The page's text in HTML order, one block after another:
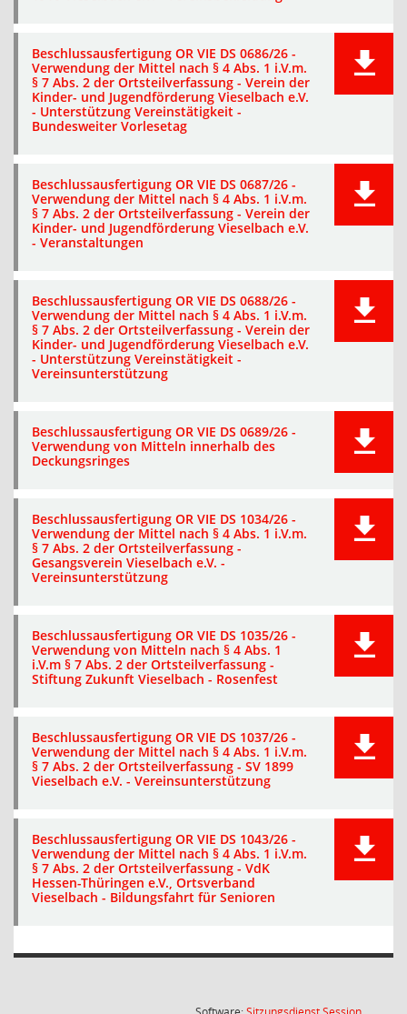
Beschlussausfertigung OR VIE DS 0686/26 -
Verwendung der Mittel nach § 4 Abs. 1 i.V.m.
§ 7 Abs. 2 der Ortsteilverfassung - Verein der
Kinder- und Jugendförderung Vieselbach e.V.
- Unterstützung Vereinstätigkeit -
Bundesweiter Vorlesetag
Beschlussausfertigung OR VIE DS 0687/26 -
Verwendung der Mittel nach § 4 Abs. 1 i.V.m.
§ 7 Abs. 2 der Ortsteilverfassung - Verein der
Kinder- und Jugendförderung Vieselbach e.V.
- Veranstaltungen
Beschlussausfertigung OR VIE DS 0688/26 -
Verwendung der Mittel nach § 4 Abs. 1 i.V.m.
§ 7 Abs. 2 der Ortsteilverfassung - Verein der
Kinder- und Jugendförderung Vieselbach e.V.
- Unterstützung Vereinstätigkeit -
Vereinsunterstützung
Beschlussausfertigung OR VIE DS 0689/26 -
Verwendung von Mitteln innerhalb des
Deckungsringes
Beschlussausfertigung OR VIE DS 1034/26 -
Verwendung der Mittel nach § 4 Abs. 1 i.V.m.
§ 7 Abs. 2 der Ortsteilverfassung -
Gesangsverein Vieselbach e.V. -
Vereinsunterstützung
Beschlussausfertigung OR VIE DS 1035/26 -
Verwendung von Mitteln nach § 4 Abs. 1
i.V.m § 7 Abs. 2 der Ortsteilverfassung -
Stiftung Zukunft Vieselbach - Rosenfest
Beschlussausfertigung OR VIE DS 1037/26 -
Verwendung der Mittel nach § 4 Abs. 1 i.V.m.
§ 7 Abs. 2 der Ortsteilverfassung - SV 1899
Vieselbach e.V. - Vereinsunterstützung
Beschlussausfertigung OR VIE DS 1043/26 -
Verwendung der Mittel nach § 4 Abs. 1 i.V.m.
§ 7 Abs. 2 der Ortsteilverfassung - VdK
Hessen-Thüringen e.V., Ortsverband
Vieselbach - Bildungsfahrt für Senioren
(Wird in